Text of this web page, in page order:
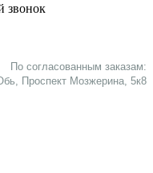
звонок
По согласованным заказам:
Проспект Мозжерина, 5к8​